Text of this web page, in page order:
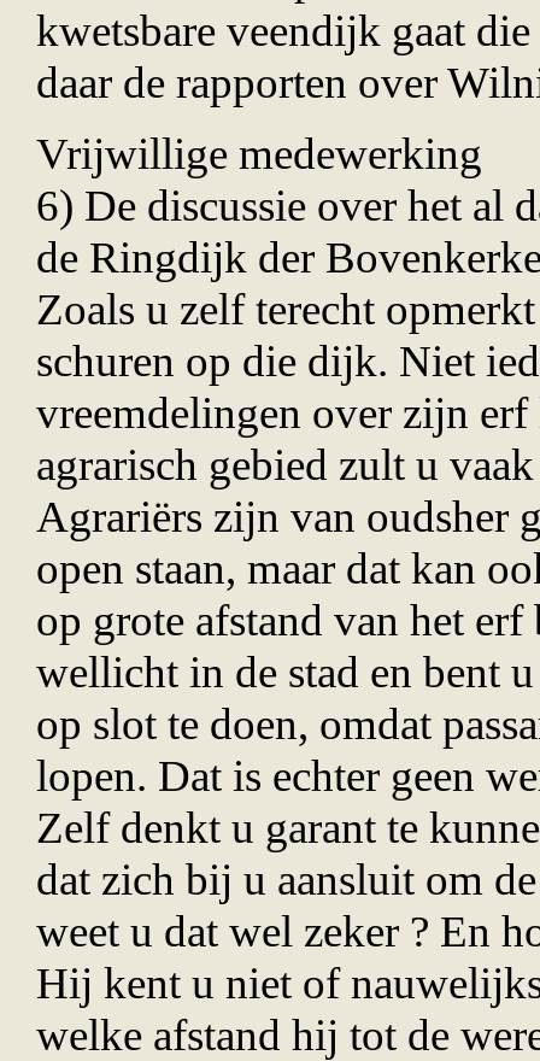
kwetsbare veendijk gaat
daar de rapporten over
Vrijwillige medewerking
6) De discussie over het al
de Ringdijk der
Zoals u zelf terecht
schuren op die dijk. Niet
vreemdelingen over zijn
agrarisch gebied zult u
Agrariërs zijn van oudsher
open staan, maar dat kan
op grote afstand van het
wellicht in de stad en bent
op slot te doen, omdat
lopen. Dat is echter geen
Zelf denkt u garant te
dat zich bij u aansluit om
weet u dat wel zeker ? En
Hij kent u niet of
welke afstand hij tot de